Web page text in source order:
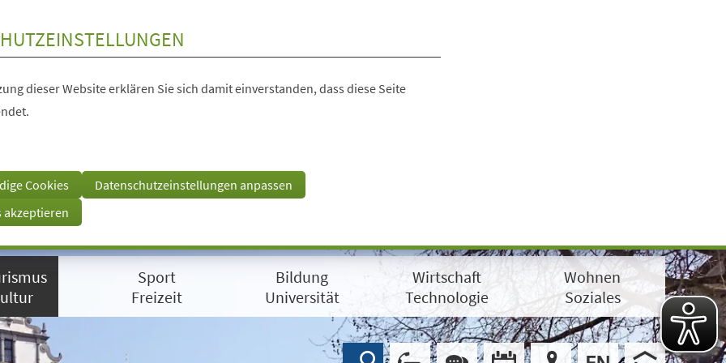
dieser Website erklären Sie sich damit einverstanden, dass diese Seite
Cookies
Datenschutzeinstellungen anpassen
akzeptieren
Sport
Freizeit
Bildung
Universität
Wirtschaft
Technologie
Wohnen
Soziales